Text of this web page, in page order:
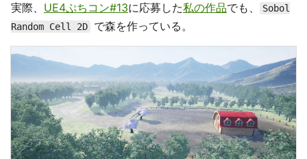
実際、 UE4ぷちコン#13に応募した私の作品でも、
Sobol
Random Cell 2D
で森を作っている。